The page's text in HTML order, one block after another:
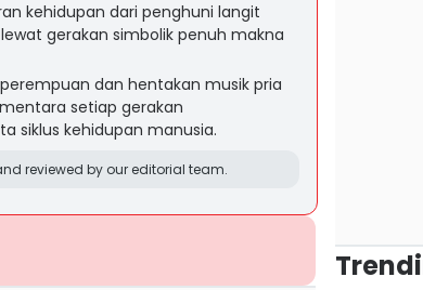
kehidupan dari penghuni langit
gerakan simbolik penuh makna
dan hentakan musik pria
setiap gerakan
siklus kehidupan manusia.
reviewed by our editorial team.